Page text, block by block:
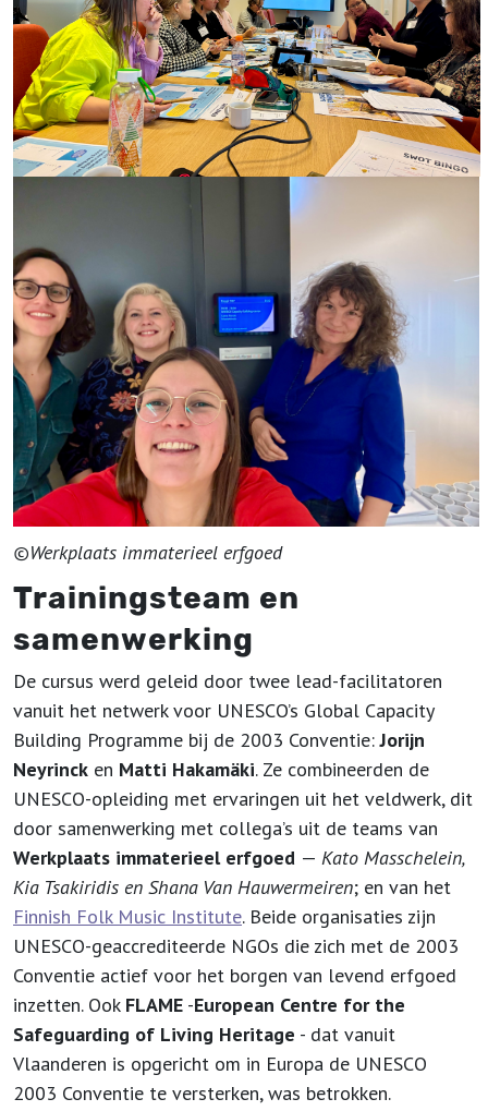
©Werkplaats immaterieel erfgoed
Trainingsteam en
samenwerking
De cursus werd geleid door twee lead-facilitatoren
vanuit het netwerk voor UNESCO’s Global Capacity
Building Programme bij de 2003 Conventie:Jorijn
Neyrinck en Matti Hakamäki. Ze combineerden de
UNESCO-opleiding met ervaringen uit het veldwerk, dit
door samenwerking met collega’s uit de teams van
Werkplaats immaterieel erfgoed — Kato Masschelein,
Kia Tsakiridis en Shana Van Hauwermeiren; en van het
Finnish Folk Music Institute. Beide organisaties zijn
UNESCO-geaccrediteerde NGOs die zich met de 2003
Conventie actief voor het borgen van levend erfgoed
inzetten. Ook FLAME -European Centre for the
Safeguarding of Living Heritage - dat vanuit
Vlaanderen is opgericht om in Europa de UNESCO
2003 Conventie te versterken, was betrokken.